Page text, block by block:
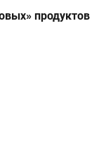
продуктов